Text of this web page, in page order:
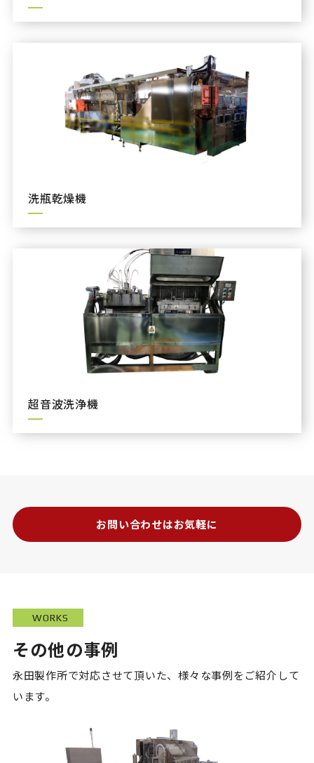
洗瓶乾燥機
超音波洗浄機
お問い合わせはお気軽に
WORKS
その他の事例
永田製作所で対応させて頂いた、様々な事例をご紹介して
います。